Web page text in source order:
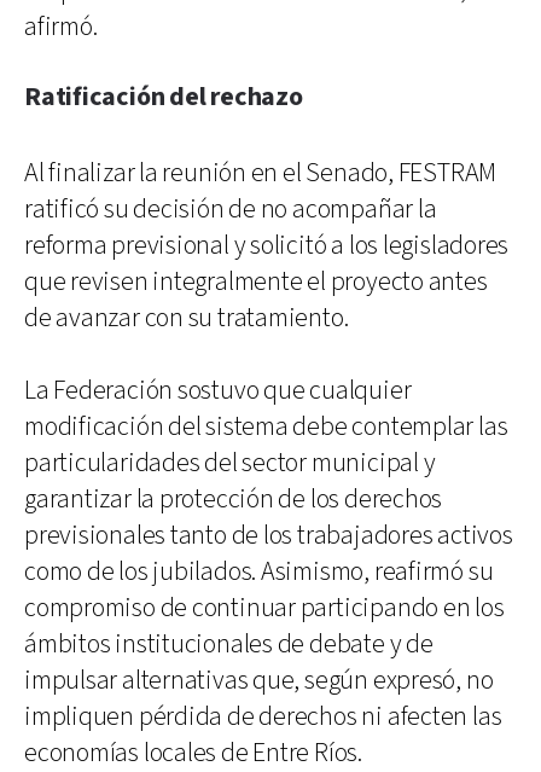
afirmó.
Ratificación del rechazo
Al finalizar la reunión en el Senado, FESTRAM
ratificó su decisión de no acompañar la
reforma previsional y solicitó a los legisladores
que revisen integralmente el proyecto antes
de avanzar con su tratamiento.
La Federación sostuvo que cualquier
modificación del sistema debe contemplar las
particularidades del sector municipal y
garantizar la protección de los derechos
previsionales tanto de los trabajadores activos
como de los jubilados. Asimismo, reafirmó su
compromiso de continuar participando en los
ámbitos institucionales de debate y de
impulsar alternativas que, según expresó, no
impliquen pérdida de derechos ni afecten las
economías locales de Entre Ríos.